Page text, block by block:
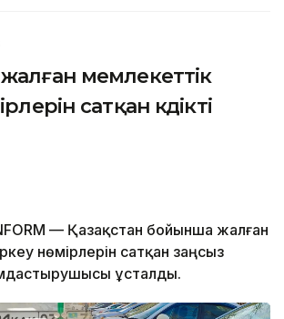
мемлекеттік
сатқан күдікті
— Қазақстан бойынша жалған
нөмірлерін сатқан заңсыз
ұсталды.